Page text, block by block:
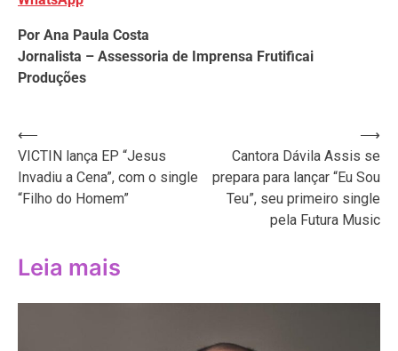
Por Ana Paula Costa
Jornalista – Assessoria de Imprensa Frutificai
Produções
Navegação
de
Post
⟵
VICTIN lança EP “Jesus
Invadiu a Cena”, com o single
“Filho do Homem”
Cantora Dávila Assis se
prepara para lançar “Eu Sou
Teu”, seu primeiro single
pela Futura Music
⟶
Leia mais